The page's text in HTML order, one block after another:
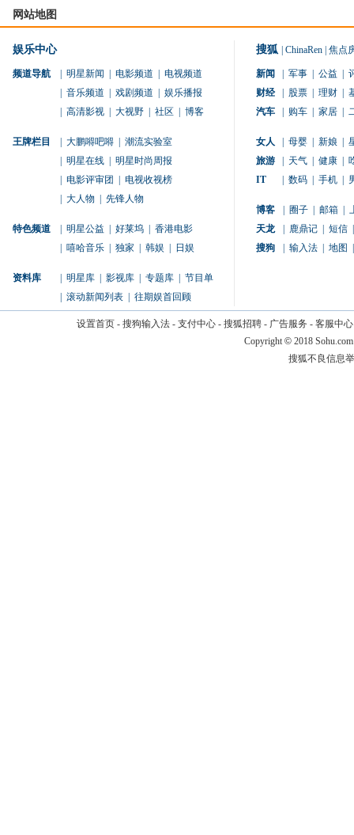
网站地图
娱乐中心
频道导航 明星新闻 电影频道
电视频道
音乐频道 戏剧频道
娱乐播报
高清影视 大视野 社区 博客
王牌栏目 大鹏嘚吧嘚
潮流实验室
明星在线
明星时尚周报
电影评审团
电视收视榜
大人物 先锋人物
特色频道 明星公益 好莱坞
香港电影
嘻哈音乐 独家 韩娱 日娱
资料库 明星库 影视库 专题库
节目单
滚动新闻列表 往期娱首回顾
搜狐 ChinaRen 焦点
新闻 军事 公益
财经
股票 理财
汽车
购车 家居
女人 母婴 新娘
旅游
天气 健康
IT
数码 手机
博客 圈子 邮箱
天龙
鹿鼎记 短信
搜狗
输入法 地图
设置首页- 搜狗输入法- 支付中心- 搜狐招聘- 广告服务 - 客服中心
Copyright © 2018
搜狐不良信息